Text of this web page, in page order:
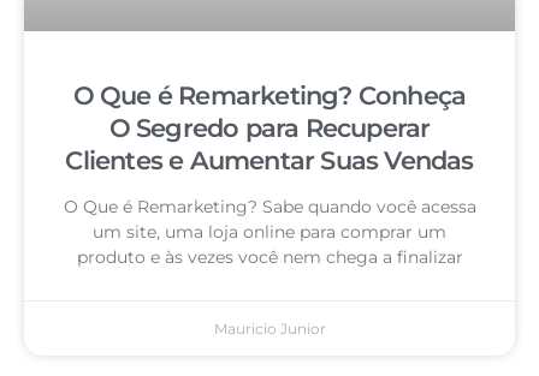
O Que é Remarketing? Conheça
O Segredo para Recuperar
Clientes e Aumentar Suas Vendas
O Que é Remarketing? Sabe quando você acessa
um site, uma loja online para comprar um
produto e às vezes você nem chega a finalizar
Mauricio Junior